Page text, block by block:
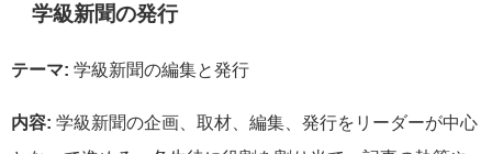
学級新聞の発行
テーマ: 学級新聞の編集と発行
内容: 学級新聞の企画、取材、編集、発行をリーダーが中心